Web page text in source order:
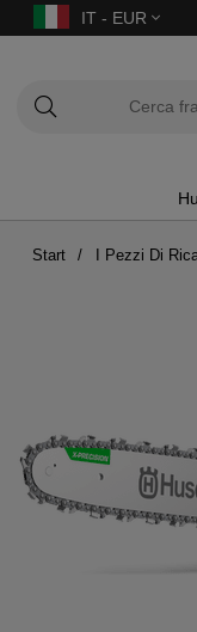
IT - EUR
Start I Pezzi Di